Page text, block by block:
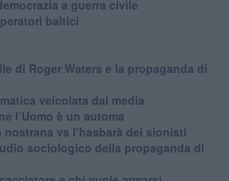
a guerra civile
baltici
di Roger Waters e la propaganda di
veicolata dai media
l’Uomo è un automa
vs l’hasbarà dei sionisti
sociologico della propaganda di